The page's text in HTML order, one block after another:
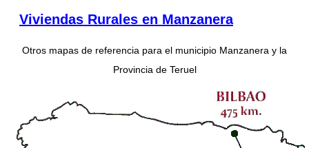
Viviendas Rurales en Manzanera
Otros mapas de referencia para el municipio Manzanera y la
Provincia de Teruel